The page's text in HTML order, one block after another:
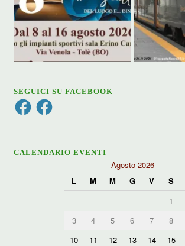
SEGUICI SU FACEBOOK
FacebookFacebook
CALENDARIO EVENTI
Agosto 2026
L
M M G V S
1
3
4 5 6 7 8
10 11 12 13 14 15